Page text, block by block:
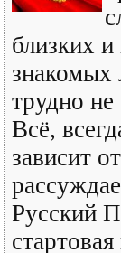
близких и
трудно не
Всё,
зависит
Русский